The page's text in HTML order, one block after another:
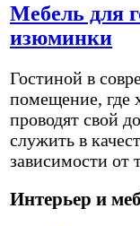
Мебель для
изюминки
Гостиной в
помещение, где
проводят свой
служить в
зависимости от
Интерьер и